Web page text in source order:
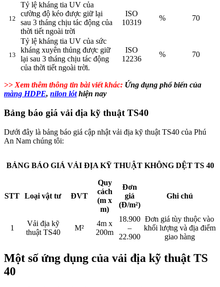
12
Tỷ lệ kháng tia UV của
cường độ kéo được giữ lại
sau 3 tháng chịu tác động của
thời tiết ngoài trời
ISO
10319
% 70
13
Tỷ lệ kháng tia UV của sức
kháng xuyên thủng được giữ
lại sau 3 tháng chịu tác động
của thời tiết ngoài trời.
ISO
12236
% 70
>> Xem thêm thông tin bài viết khác: Ứng dụng phổ biến của
màng HDPE, nilon lóthiện nay
Bảng báo giá vải địa kỹ thuật TS40
Dưới đây là bảng báo giá cập nhật vải địa kỹ thuật TS40 của Phú
An Nam chúng tôi:
BẢNG BÁO GIÁ VẢI ĐỊA KỸ THUẬT KHÔNG DỆT TS 40
STT Loại vật tư ĐVT
Quy
cách
(m x
m)
Đơn
giá
(Đ/m²)
Ghi chú
1
Vải địa kỹ
thuật TS40
M²
4m x
200m
18.900
–
22.900
Đơn giá tùy thuộc vào
khối lượng và địa điểm
giao hàng
Một số ứng dụng của vải địa kỹ thuật TS
40